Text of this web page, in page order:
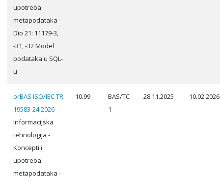
upotreba
metapodataka -
Dio 21: 11179-3,
-31, -32 Model
podataka u SQL-
u
prBAS ISO/IEC TR
19583-24:2026
Informacijska
tehnologija -
Koncepti i
upotreba
metapodataka -
10.99
BAS/TC
1
28.11.2025 10.02.2026